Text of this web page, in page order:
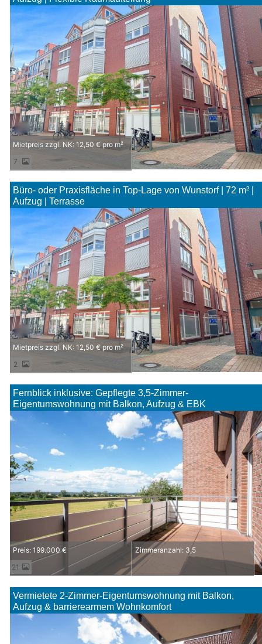
7
Mietpreis zzgl. NK: 12,50 € pro m²
Büro- oder Praxisfläche in Top-Lage von Wunstorf | 72 m² |
Aufzug | Terrasse
2
Mietpreis zzgl. NK: 12,50 € pro m²
Fernblick inklusive: Gepflegte 3,5-Zimmer-
Eigentumswohnung mit Balkon, Aufzug & EBK
21
Preis: 199.000 € Zimmeranzahl: 3,5
Vermietete 2-Zimmer-Eigentumswohnung mit Balkon,
Aufzug & barrierearmem Wohnkomfort